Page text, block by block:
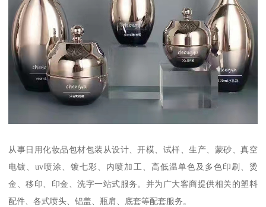
从事日用化妆品包材包装从设计、开模、试样、生产、蒙砂、真空
电镀、uv喷涂、镀七彩、内喷加工、高低温单色及多色印刷、烫
金、移印、印金、洗字一站式服务。并为广大客商提供相关的塑料
配件、各式喷头、铝盖、瓶肩、底套等配套服务。